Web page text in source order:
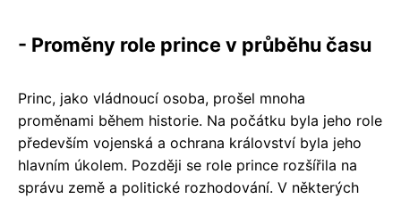
- Proměny role prince v průběhu času
Princ, jako vládnoucí osoba, prošel mnoha
proměnami během historie. Na počátku byla jeho role
především vojenská a ochrana království byla jeho
hlavním úkolem. Později se role prince rozšířila na
správu země a politické rozhodování. V některých